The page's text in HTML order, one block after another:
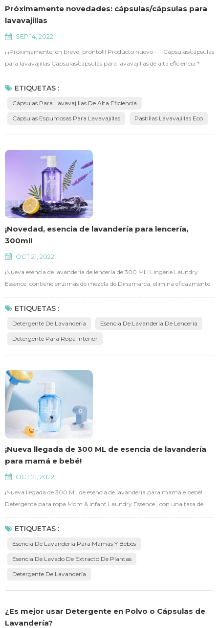
Próximamente novedades: cápsulas/cápsulas para
lavavajillas
SEP 14, 2022
¡¡¡Próximamente, en breve, pronto!!! Producto nuevo --- Cápsulas/cápsulas
para lavavajillas Cápsulas/cápsulas para lavavajillas de alta eficiencia *
Cápsulas para lavavajillas todo en uno: disolución rápida, fuerte
eliminación de manchas, sin fósforo, sin residuos alcalinos, menos
ETIQUETAS :
Cápsulas Para Lavavajillas De Alta Eficiencia
Cápsulas Espumosas Para Lavavajillas Pastillas Lavavajillas Eco
¡Novedad, esencia de lavandería para lencería,
300ml!
OCT 21, 2022
¡Nueva esencia de lavandería de lencería de 300 ML! Lingerie Laundry
Essence, contiene enzimas de mezcla de Dinamarca, elimina eficazmente
eliminación de bacterias y ácaros. Factores suavizantes importados, fibra
ETIQUETAS :
Detergente De Lavandería Esencia De Lavandería De Lencería
Detergente Para Ropa Interior
¡Nueva llegada de 300 ML de esencia de lavandería
para mamá e bebé!
OCT 21, 2022
¡Nueva llegada de 300 ML de esencia de lavandería para mamá e bebé!
Detergente para ropa Mom & Infant Laundry Essence , con una tasa de
no irritantes. Contiene enzimas de mezcla de Dinamarca, elimina
ETIQUETAS :
Esencia De Lavandería Para Mamás Y Bebés
Esencia De Lavado De Extracto De Plantas
Detergente De Lavandería
¿Es mejor usar Detergente en Polvo o Cápsulas de
Lavandería?